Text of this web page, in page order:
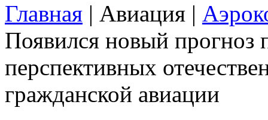
Главная | Авиация |
Появился новый прогноз
перспективных
гражданской авиации